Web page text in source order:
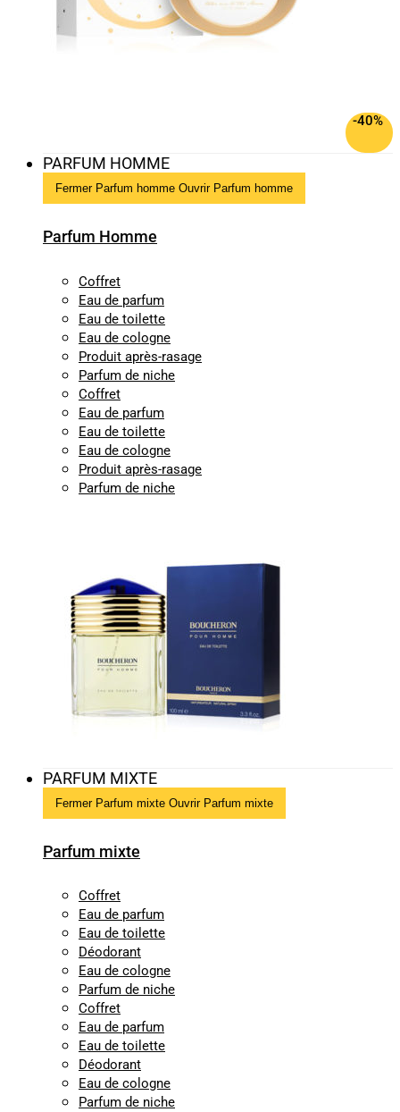
-40%
PARFUM HOMME
Fermer Parfum homme Ouvrir Parfum homme
Parfum Homme
Coffret
Eau de parfum
Eau de toilette
Eau de cologne
Produit après-rasage
Parfum de niche
Coffret
Eau de parfum
Eau de toilette
Eau de cologne
Produit après-rasage
Parfum de niche
PARFUM MIXTE
Fermer Parfum mixte Ouvrir Parfum mixte
Parfum mixte
Coffret
Eau de parfum
Eau de toilette
Déodorant
Eau de cologne
Parfum de niche
Coffret
Eau de parfum
Eau de toilette
Déodorant
Eau de cologne
Parfum de niche